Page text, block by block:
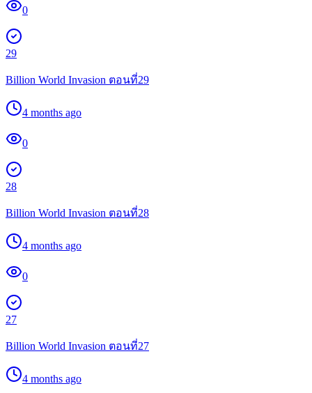
0
29
Billion World Invasion ตอนที่29
4 months ago
0
28
Billion World Invasion ตอนที่28
4 months ago
0
27
Billion World Invasion ตอนที่27
4 months ago